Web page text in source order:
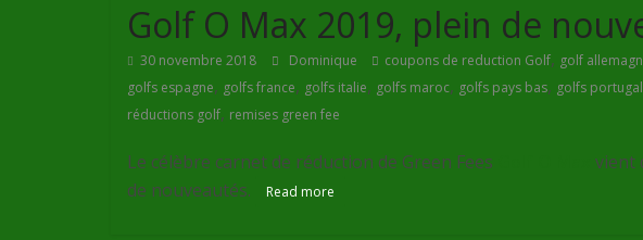
Golf O Max 2019, plein de
30 novembre 2018 Dominique coupons de reduction Golf, golf
golfs espagne, golfs france, golfs italie, golfs maroc, golfs pays bas, golfs portugal
réductions golf, remises green fee
Le célèbre carnet de réduction de Green Fees
vient
de nouveautés.
Read more